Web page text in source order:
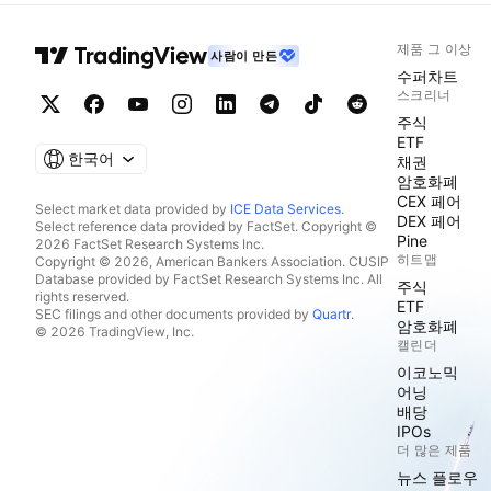
사람이 만든
한국어
Select market data provided by ICE Data Services.
Select reference data provided by FactSet. Copyright ©
2026 FactSet Research Systems Inc.
Copyright © 2026, American Bankers Association. CUSIP
Database provided by FactSet Research Systems Inc. All
rights reserved.
SEC filings and other documents provided by Quartr.
© 2026 TradingView, Inc.
제품 그 이상
수퍼차트
스크리너
주식
ETF
채권
암호화폐
CEX 페어
DEX 페어
Pine
히트맵
주식
ETF
암호화폐
캘린더
이코노믹
어닝
배당
IPOs
더 많은 제품
뉴스 플로우